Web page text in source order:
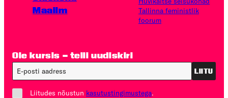
Maailm
Tallinna feministlik
foorum
Ole kursis – telli uudiskiri
LIITU
Liitudes nõustun kasutustingimustega.